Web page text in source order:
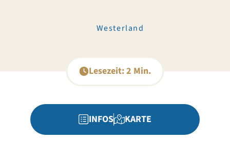
Westerland
Lesezeit: 2 Min.
INFOS KARTE